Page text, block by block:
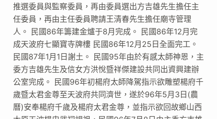
推選委員與監察委員，再由委員選出方吉雄先生擔任主
任委員，再由主任委員聘請王清春先生擔任廟寺管理
人。 民國86年籌建金爐于8月完成。 民國86年12月完
成天波府七顯寶寺牌樓 民國86年12月25日全面完工。
民國87年1月1日謝土。 民國95年由於有感太師神恩，主
委方吉雄先生及信女方洪悅暨祥傑建設共同出資興建辦
公室完成。 民國96年初楊府太師降駕指示欲雕塑楊府千
歲暨太君金尊至天波府共同濟世，遂於96年5月3日(農
曆)安奉楊府千歲及楊府太君金尊，並指示欲回故鄉山西